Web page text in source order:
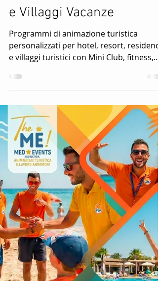
Programma di Animazione
Turistica per Hotel, Resort
e Villaggi Vacanze
Programmi di animazione turistica
personalizzati per hotel, resort, residence
sport e spettacoli serali. Scopri i servizi
professionali di MED Animation Tourism
Service dedicati all’intrattenimento
turistico per clientela italiana e
internazionale.